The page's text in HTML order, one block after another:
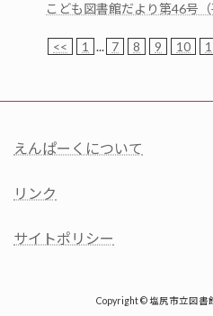
こども図書館だより第46号（
<< 1 ... 7 8 9 10
えんぱーくについて
リンク
サイトポリシー
Copyright © 塩尻市立図書